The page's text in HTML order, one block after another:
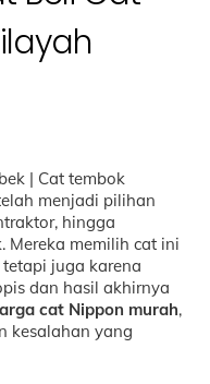
| Cat tembok
menjadi pilihan
hingga
Mereka memilih cat ini
juga karena
dan hasil akhirnya
cat Nippon murah,
kesalahan yang